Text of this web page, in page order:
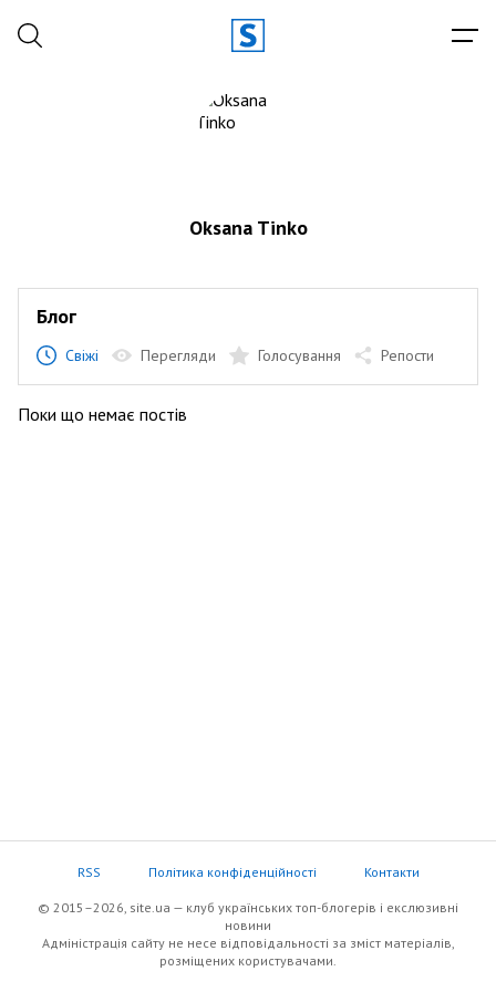
Oksana Tinko
Блог
Свіжі Перегляди Голосування Репости
Поки що немає постів
RSS Політика конфіденційності Контакти
© 2015–2026, site.ua — клуб українських топ-блогерів i екслюзивнi
новини
Адміністрація сайту не несе відповідальності за зміст матеріалів,
розміщених користувачами.